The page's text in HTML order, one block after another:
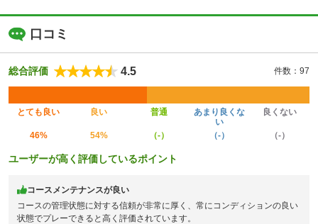
口コミ
総合評価 4.5 件数：97
とても良い 良い 普通
あまり良くな
い
良くない
46% 54% （-） （-） （-）
ユーザーが高く評価しているポイント
コースメンテナンスが良い
コースの管理状態に対する信頼が非常に厚く、常にコンディションの良い
状態でプレーできると高く評価されています。